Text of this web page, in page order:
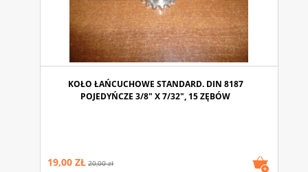
KOŁO ŁAŃCUCHOWE STANDARD. DIN 8187
POJEDYŃCZE 3/8" X 7/32", 15 ZĘBÓW
19,00 ZŁ 20,00 zł